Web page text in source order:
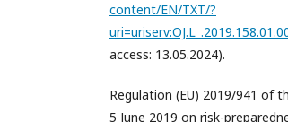
content/EN/TXT/?
access: 13.05.2024).
Regulation (EU) 2019/941 of
5 June 2019 on risk-